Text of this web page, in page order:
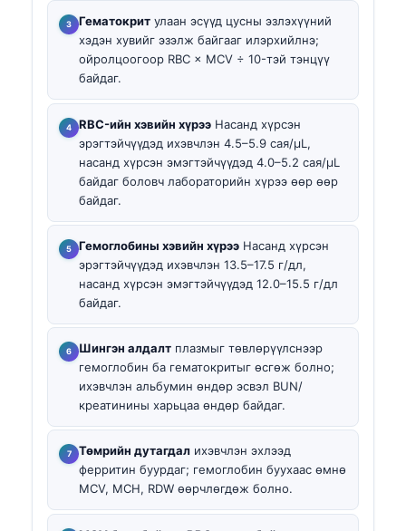
Гематокрит улаан эсүүд цусны эзлэхүүний
хэдэн хувийг эзэлж байгааг илэрхийлнэ;
ойролцоогоор RBC × MCV ÷ 10-тэй тэнцүү
байдаг.
RBC-ийн хэвийн хүрээ Насанд хүрсэн
эрэгтэйчүүдэд ихэвчлэн 4.5–5.9 сая/µL,
насанд хүрсэн эмэгтэйчүүдэд 4.0–5.2 сая/µL
байдаг боловч лабораторийн хүрээ өөр өөр
байдаг.
Гемоглобины хэвийн хүрээ Насанд хүрсэн
эрэгтэйчүүдэд ихэвчлэн 13.5–17.5 г/дл,
насанд хүрсэн эмэгтэйчүүдэд 12.0–15.5 г/дл
байдаг.
Шингэн алдалт плазмыг төвлөрүүлснээр
гемоглобин ба гематокритыг өсгөж болно;
ихэвчлэн альбумин өндөр эсвэл BUN/
креатинины харьцаа өндөр байдаг.
Төмрийн дутагдал ихэвчлэн эхлээд
ферритин буурдаг; гемоглобин буухаас өмнө
MCV, MCH, RDW өөрчлөгдөж болно.